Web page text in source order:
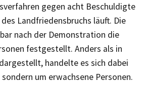
gegen acht Beschuldigte
Landfriedensbruchs läuft. Die
nach der Demonstration die
festgestellt. Anders als in
handelte es sich dabei
um erwachsene Personen.